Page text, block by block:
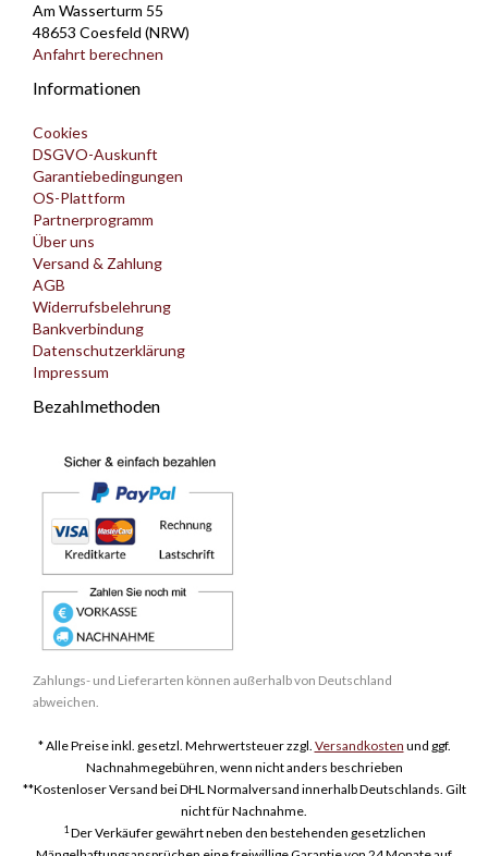
Am Wasserturm 55
48653 Coesfeld (NRW)
Anfahrt berechnen
Informationen
Cookies
DSGVO-Auskunft
Garantiebedingungen
OS-Plattform
Partnerprogramm
Über uns
Versand & Zahlung
AGB
Widerrufsbelehrung
Bankverbindung
Datenschutzerklärung
Impressum
Bezahlmethoden
Zahlungs- und Lieferarten können außerhalb von Deutschland
abweichen.
* Alle Preise inkl. gesetzl. Mehrwertsteuer zzgl. Versandkosten und ggf.
Nachnahmegebühren, wenn nicht anders beschrieben
**Kostenloser Versand bei DHL Normalversand innerhalb Deutschlands. Gilt
nicht für Nachnahme.
1Der Verkäufer gewährt neben den bestehenden gesetzlichen